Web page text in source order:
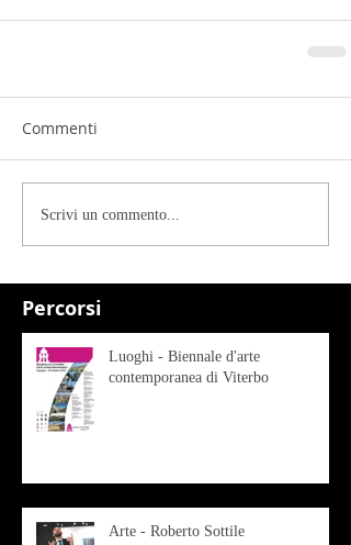
Percorsi
Commenti
Scrivi un commento...
Luoghi - Biennale d'arte
contemporanea di Viterbo
Arte - Roberto Sottile